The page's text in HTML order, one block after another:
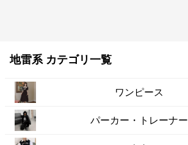
地雷系 カテゴリ一覧
ワンピース
パーカー・トレーナー